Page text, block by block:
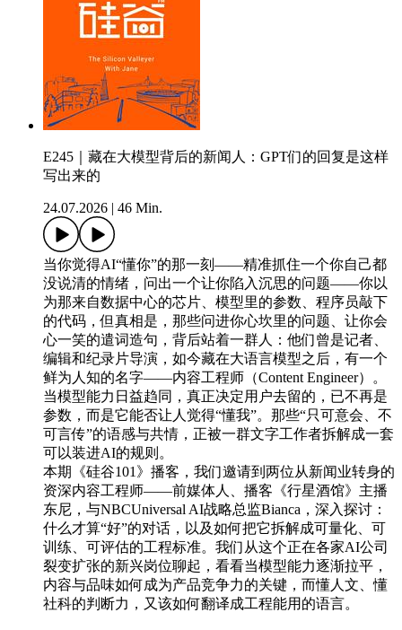
E245｜藏在大模型背后的新闻人：GPT们的回复是这样
写出来的
24.07.2026 46 Min.
当你觉得AI“懂你”的那一刻——精准抓住一个你自己都
没说清的情绪，问出一个让你陷入沉思的问题——你以
为那来自数据中心的芯片、模型里的参数、程序员敲下
的代码，但真相是，那些问进你心坎里的问题、让你会
心一笑的遣词造句，背后站着一群人：他们曾是记者、
编辑和纪录片导演，如今藏在大语言模型之后，有一个
鲜为人知的名字——内容工程师（Content Engineer）。
当模型能力日益趋同，真正决定用户去留的，已不再是
参数，而是它能否让人觉得“懂我”。那些“只可意会、不
可言传”的语感与共情，正被一群文字工作者拆解成一套
可以装进AI的规则。
本期《硅谷101》播客，我们邀请到两位从新闻业转身的
资深内容工程师——前媒体人、播客《行星酒馆》主播
东尼，与NBCUniversal AI战略总监Bianca，深入探讨：
什么才算“好”的对话，以及如何把它拆解成可量化、可
训练、可评估的工程标准。我们从这个正在各家AI公司
裂变扩张的新兴岗位聊起，看看当模型能力逐渐拉平，
内容与品味如何成为产品竞争力的关键，而懂人文、懂
社科的判断力，又该如何翻译成工程能用的语言。